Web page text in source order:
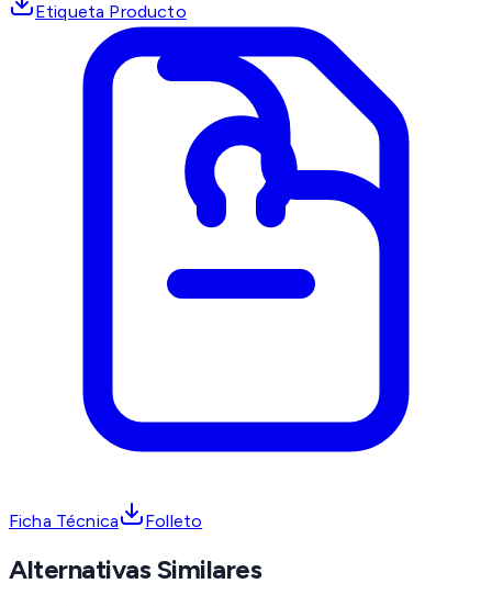
Etiqueta Producto
Ficha Técnica Folleto
Alternativas Similares